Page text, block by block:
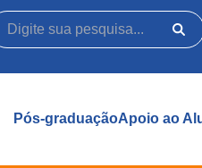
Pós-graduaçãoApoio ao